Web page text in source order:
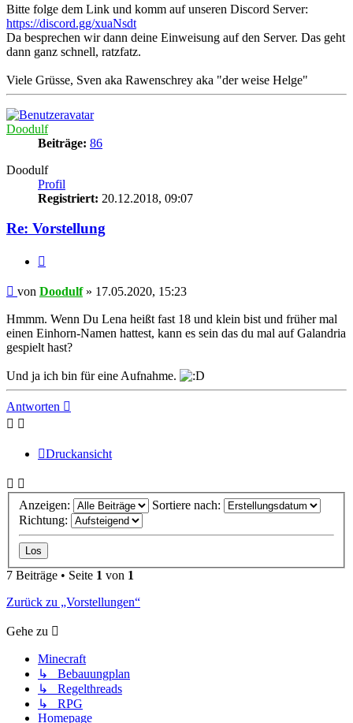
Bitte folge dem Link und komm auf unseren Discord Server:
https://discord.gg/xuaNsdt
Da besprechen wir dann deine Einweisung auf den Server. Das geht
dann ganz schnell, ratzfatz.
Viele Grüsse, Sven aka Rawenschrey aka "der weise Helge"
Nach
oben
Doodulf
Beiträge: 86
Doodulf
Profil
Registriert: 20.12.2018, 09:07
Re: Vorstellung
Beitrag
von Doodulf» 17.05.2020, 15:23
Hmmm. Wenn Du Lena heißt fast 18 und klein bist und früher mal
einen Einhorn-Namen hattest, kann es sein das du mal auf Galandria
gespielt hast?
Und ja ich bin für eine Aufnahme.
Nach
oben
Antworten
Druckansicht
Anzeigen:
Sortiere nach:
Richtung:
7 Beiträge • Seite 1 von 1
Zurück zu „Vorstellungen“
Gehe zu
Minecraft
↳ Bebauungplan
↳ Regelthreads
↳ RPG
Homepage